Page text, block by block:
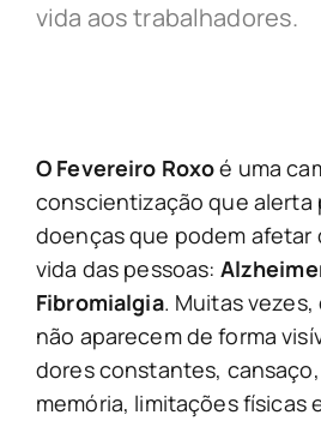
vida aos trabalhadores.
O Fevereiro Roxoé uma
conscientização que alerta
doenças que podem afetar
vida das pessoas:
Fibromialgia. Muitas
não aparecem de forma
dores constantes,
memória, limitações físicas